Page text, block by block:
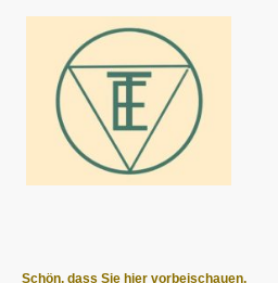
Schön, dass Sie hier vorbeischauen,